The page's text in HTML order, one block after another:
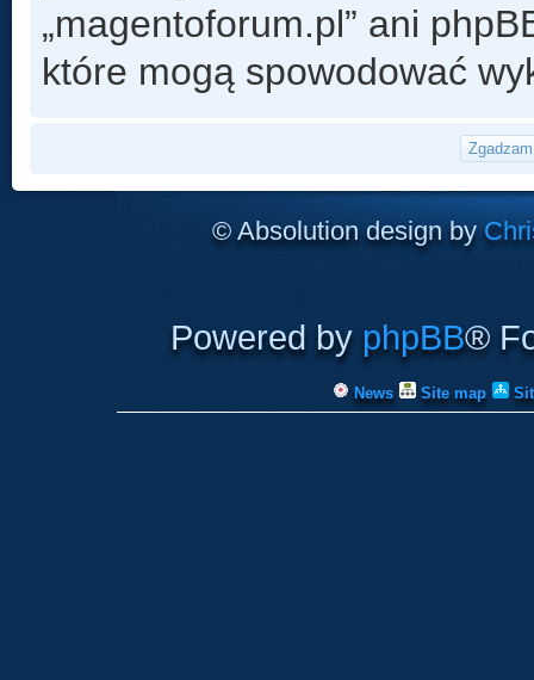
„magentoforum.pl” ani
które mogą spowodować
© Absolution design by
Powered by phpBB®
News Site map